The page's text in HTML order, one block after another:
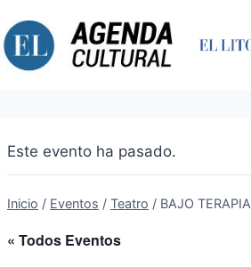
al
contenido
Este evento ha pasado.
Inicio / Eventos / Teatro / BAJO TERAPIA
« Todos Eventos